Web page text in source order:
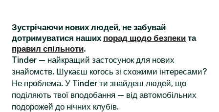
Зустрічаючи нових людей, не забувай
дотримуватися наших порад щодо безпеки та
правил спільноти.
Tinder — найкращий застосунок для нових
знайомств. Шукаєш когось зі схожими інтересами?
Не проблема. У Tinder ти знайдеш людей, що
поділяють твої вподобання — від автомобільних
подорожей до нічних клубів.